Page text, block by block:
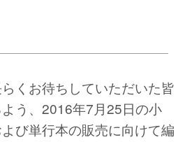
くお待ちしていただいた皆
う、2016年7月25日の小
び単行本の販売に向けて編